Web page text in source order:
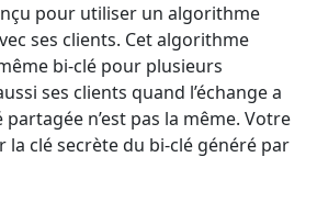
pour utiliser un algorithme
ses clients. Cet algorithme
bi-clé pour plusieurs
ses clients quand l’échange a
n’est pas la même. Votre
clé secrète du bi-clé généré par